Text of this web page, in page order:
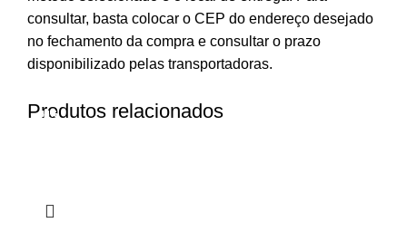
consultar, basta colocar o CEP do endereço desejado
no fechamento da compra e consultar o prazo
disponibilizado pelas transportadoras.
Produtos relacionados
-66%
-33%
-50%
-67%